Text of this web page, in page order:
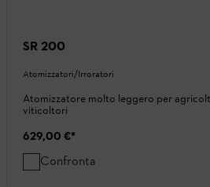
SR 200
Atomizzatori/Irroratori
Atomizzatore molto leggero per
viticoltori
629,00 €*
Confronta